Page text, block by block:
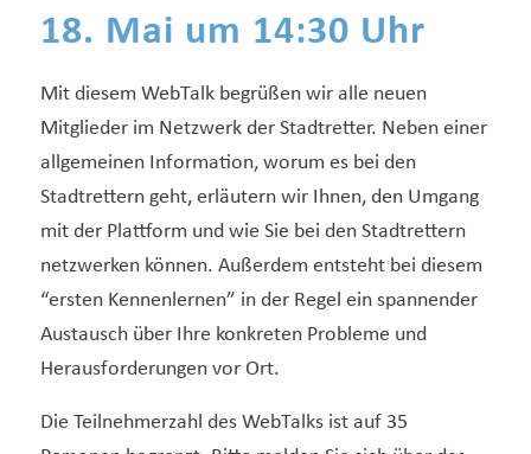
18. Mai um 14:30 Uhr
Mit diesem WebTalk begrüßen wir alle neuen
Mitglieder im Netzwerk der Stadtretter. Neben einer
allgemeinen Information, worum es bei den
Stadtrettern geht, erläutern wir Ihnen, den Umgang
mit der Plattform und wie Sie bei den Stadtrettern
netzwerken können. Außerdem entsteht bei diesem
“ersten Kennenlernen” in der Regel ein spannender
Austausch über Ihre konkreten Probleme und
Herausforderungen vor Ort.
Die Teilnehmerzahl des WebTalks ist auf 35